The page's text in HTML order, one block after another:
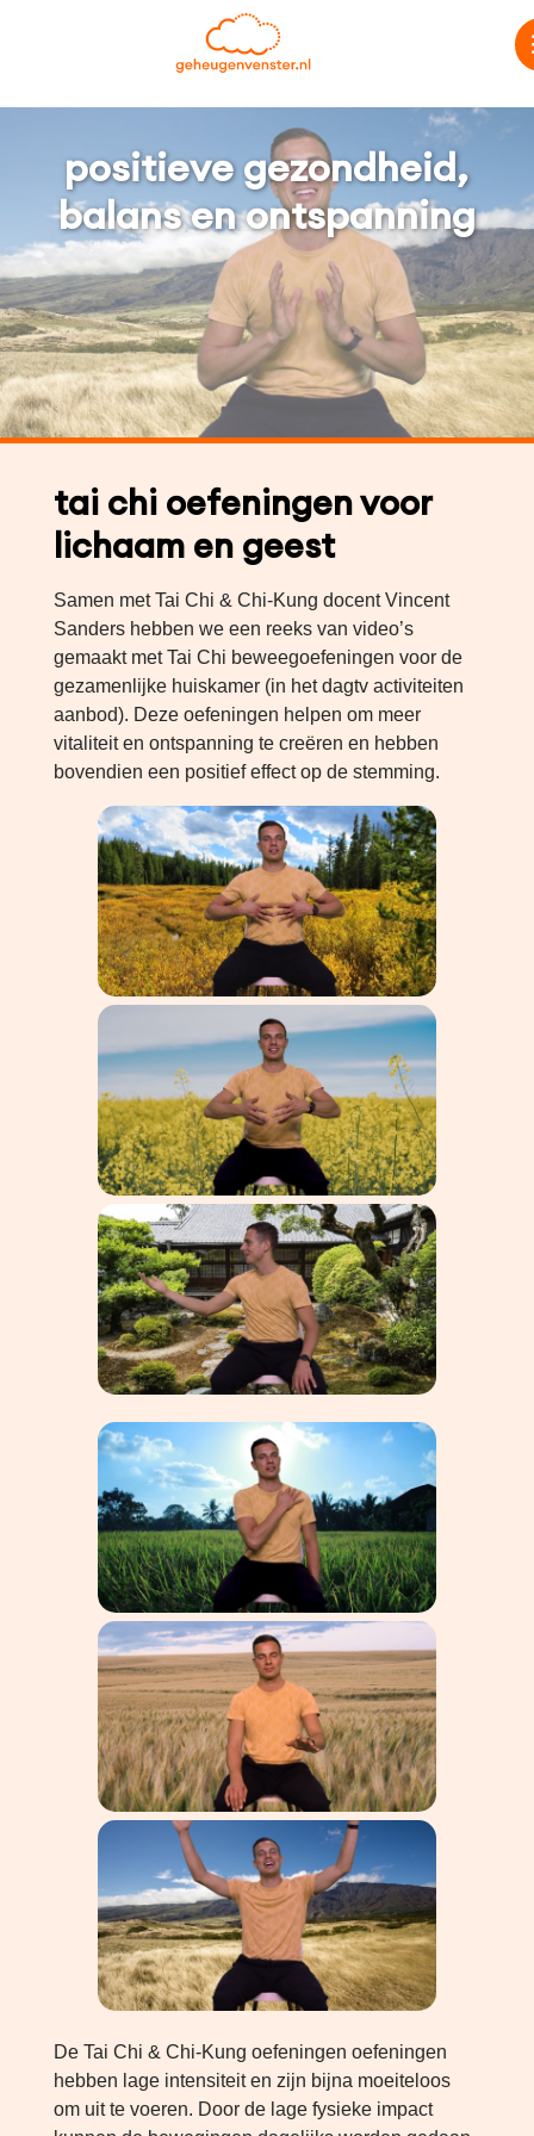
positieve gezondheid,
balans en ontspanning
tai chi oefeningen voor
lichaam en geest
Samen met Tai Chi & Chi-Kung docent Vincent
Sanders hebben we een reeks van video’s
gemaakt met Tai Chi beweegoefeningen voor de
gezamenlijke huiskamer (in het dagtv activiteiten
aanbod). Deze oefeningen helpen om meer
vitaliteit en ontspanning te creëren en hebben
bovendien een positief effect op de stemming.
De Tai Chi & Chi-Kung oefeningen oefeningen
hebben lage intensiteit en zijn bijna moeiteloos
om uit te voeren. Door de lage fysieke impact